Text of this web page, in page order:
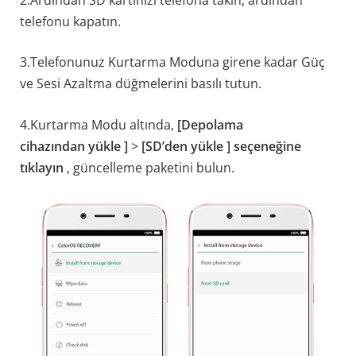
telefonu kapatın.
3.Telefonunuz Kurtarma Moduna girene kadar Güç
ve Sesi Azaltma düğmelerini basılı tutun.
4.Kurtarma Modu altında, [Depolama
cihazından yükle ] > [SD’den yükle ] seçeneğine
tıklayın , güncelleme paketini bulun.